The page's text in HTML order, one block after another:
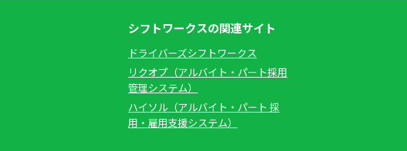
シフトワークスの関連サイト
ドライバーズシフトワークス
リクオプ（アルバイト・パート採用
管理システム）
ハイソル（アルバイト・パート 採
用・雇用支援システム）